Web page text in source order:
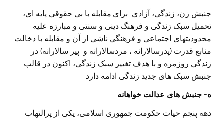
جنبش زن، زندگی، آزادی برای مقابله با بی حقوقی پایه ای،
تحمیل سبک زندگی و فرهنگ دینی و سنتی و مبارزه علیه
محدودیتهای اجتماعی و فرهنگی ناشی از آن و مقابله با دخالت
منابع قدرت (پدرسالارانه ، مردسالارانه و پیر سالارانه) در
زندگی روزمره و با هدف تغییر سبک زندگی، اکنون در قالب
جنبش سبک های جدید زندگی ادامه دارد.
ه- جنبش های عدالت خواهانه
دهه پنجم حیات حکومت جمهوری اسلامی، یکی از پرالتهاب